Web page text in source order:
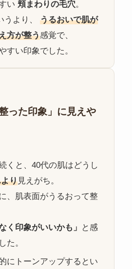
い 頬まわりの毛穴。
うより、 うるおいで肌が
方が整う感覚で、
すい印象でした。
った印象」に見えや
くと、40代の肌はどうし
り見えがち。
、肌表面がうるおって整
く印象がいいかも」
と感
た。
にトーンアップするとい